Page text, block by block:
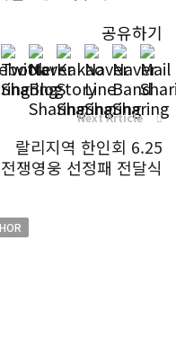
공유하기
Next Article
랄리지역 한인회 6.25
전쟁영웅 선정패 전달식